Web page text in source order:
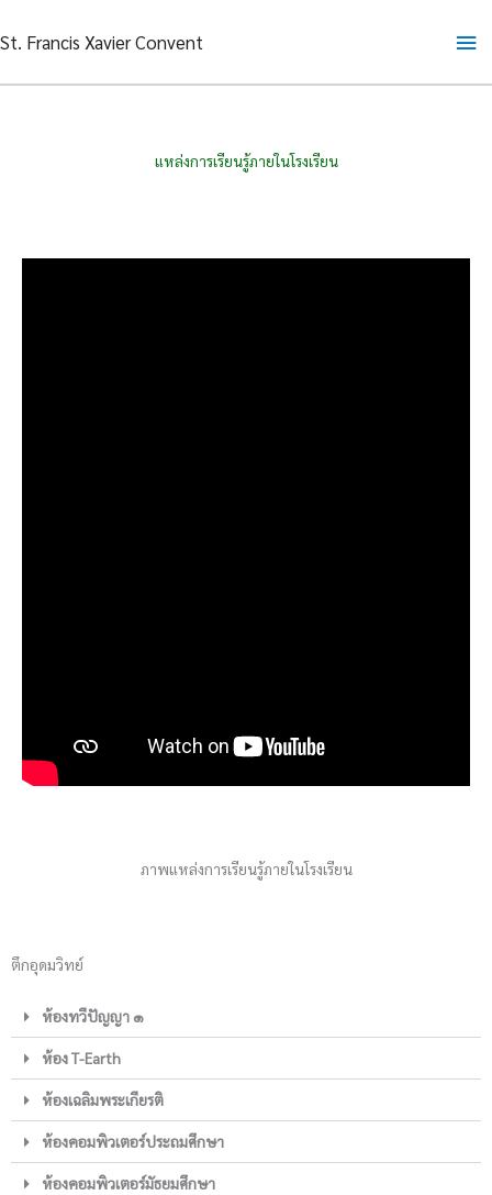
to
St. Francis Xavier Convent
แหล่งการเรียนรู้ภายในโรงเรียน
ภาพแหล่งการเรียนรู้ภายในโรงเรียน
ตึกอุดมวิทย์
ห้องทวีปัญญา ๑
ห้อง T-Earth
ห้องเฉลิมพระเกียรติ
ห้องคอมพิวเตอร์ประถมศึกษา
ห้องคอมพิวเตอร์มัธยมศึกษา